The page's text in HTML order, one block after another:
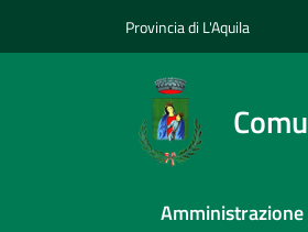
Provincia di L'Aquila
Amministrazione